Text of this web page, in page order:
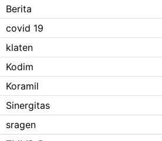
Berita
covid 19
klaten
Kodim
Koramil
Sinergitas
sragen